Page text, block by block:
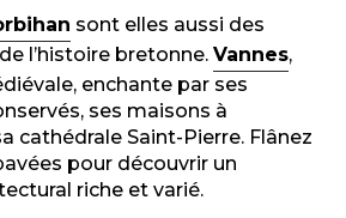
sont elles aussi des
l’histoire bretonne. Vannes,
enchante par ses
ses maisons à
cathédrale Saint-Pierre. Flânez
pour découvrir un
riche et varié.